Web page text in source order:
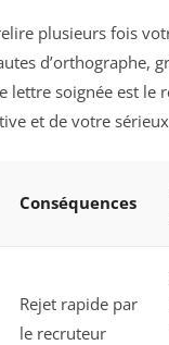
plusieurs fois
d’orthographe,
lettre soignée est le
et de votre
Conséquences
Rejet rapide par
le recruteur